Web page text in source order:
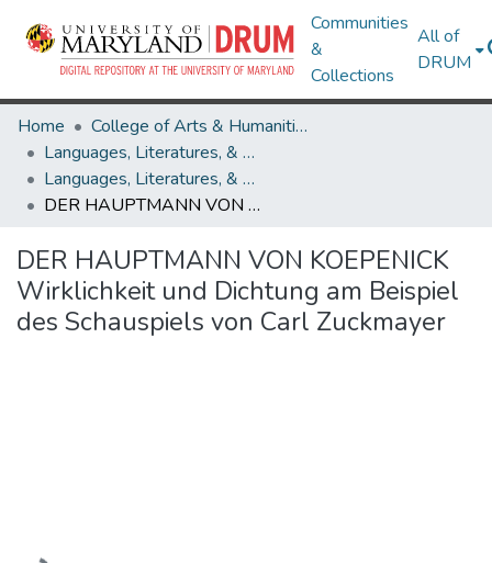
Communities
&
Collections
All of
DRUM
Home
College of Arts & Humanities
Languages, Literatures, & Cultures
Languages, Literatures, & Cultures Theses and Dissertations
DER HAUPTMANN VON KOEPENICK Wirklichkeit und Dichtung am Beispiel des Schauspiels von Carl Zuckmayer
DER HAUPTMANN VON KOEPENICK
Wirklichkeit und Dichtung am Beispiel
des Schauspiels von Carl Zuckmayer